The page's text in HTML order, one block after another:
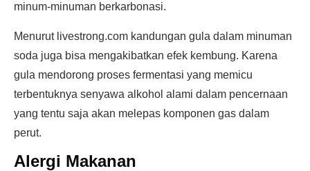
minum-minuman berkarbonasi.
Menurut livestrong.com kandungan gula dalam minuman
soda juga bisa mengakibatkan efek kembung. Karena
gula mendorong proses fermentasi yang memicu
terbentuknya senyawa alkohol alami dalam pencernaan
yang tentu saja akan melepas komponen gas dalam
perut.
Alergi Makanan